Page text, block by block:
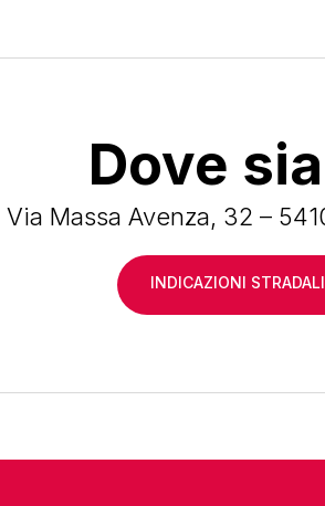
Dove
Via Massa Avenza, 32 –
INDICAZIONI STRADALI